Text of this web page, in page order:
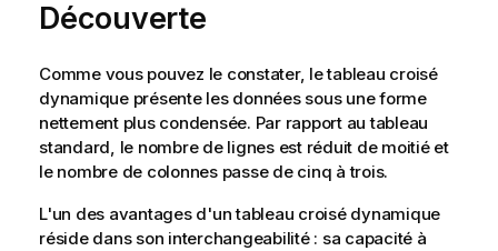
Découverte
Comme vous pouvez le constater, le tableau croisé
dynamique présente les données sous une forme
nettement plus condensée. Par rapport au tableau
standard, le nombre de lignes est réduit de moitié et
le nombre de colonnes passe de cinq à trois.
L'un des avantages d'un tableau croisé dynamique
réside dans son interchangeabilité : sa capacité à